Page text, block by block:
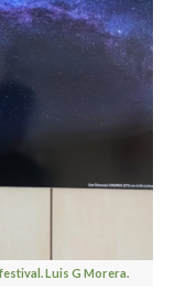
Luis G Morera.